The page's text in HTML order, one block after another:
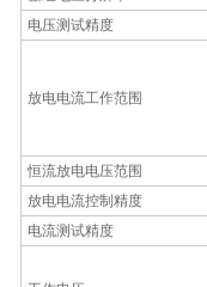
电压测试精度
放电电流工作范围
恒流放电电压范围
放电电流控制精度
电流测试精度